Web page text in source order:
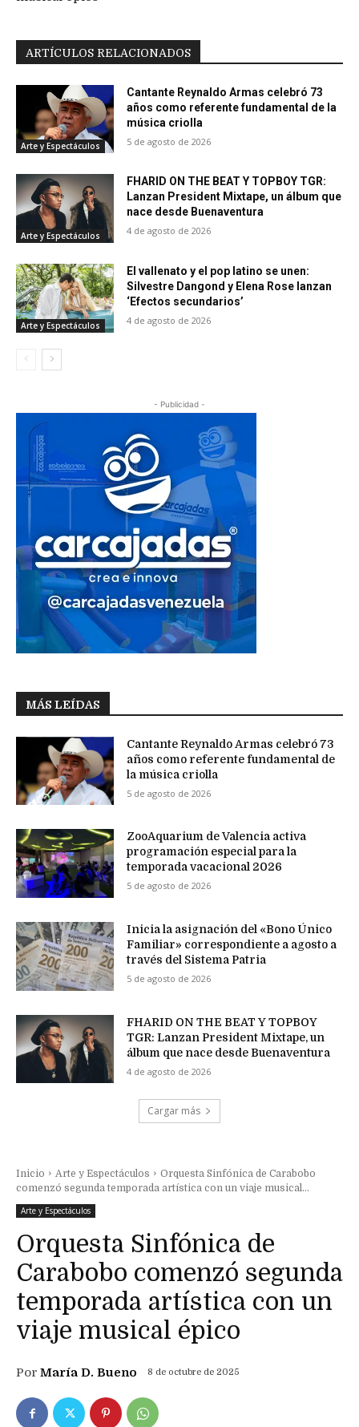
ARTÍCULOS RELACIONADOS
Arte y Espectáculos
Cantante Reynaldo Armas celebró 73
años como referente fundamental de la
música criolla
5 de agosto de 2026
Arte y Espectáculos
FHARID ON THE BEAT Y TOPBOY TGR:
Lanzan President Mixtape, un álbum que
nace desde Buenaventura
4 de agosto de 2026
Arte y Espectáculos
El vallenato y el pop latino se unen:
Silvestre Dangond y Elena Rose lanzan
‘Efectos secundarios’
4 de agosto de 2026
- Publicidad -
MÁS LEÍDAS
Cantante Reynaldo Armas celebró 73
años como referente fundamental de
la música criolla
5 de agosto de 2026
ZooAquarium de Valencia activa
programación especial para la
temporada vacacional 2026
5 de agosto de 2026
Inicia la asignación del «Bono Único
Familiar» correspondiente a agosto a
través del Sistema Patria
5 de agosto de 2026
FHARID ON THE BEAT Y TOPBOY
TGR: Lanzan President Mixtape, un
álbum que nace desde Buenaventura
4 de agosto de 2026
Cargar más